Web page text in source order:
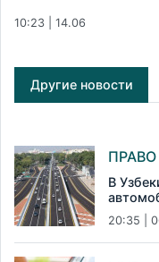
10:23 | 14.06
Другие новости
ПРАВО
В
20:35 |